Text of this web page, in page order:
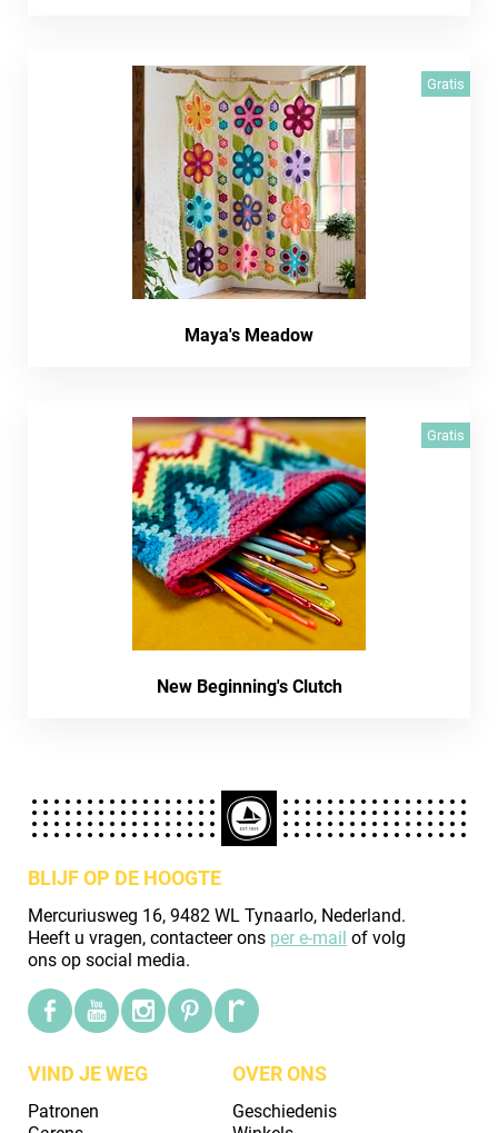
Gratis
Maya's Meadow
Gratis
New Beginning's Clutch
BLIJF OP DE HOOGTE
Mercuriusweg 16, 9482 WL Tynaarlo, Nederland.
Heeft u vragen, contacteer ons per e-mail of volg
ons op social media.
VIND JE WEG
Patronen
OVER ONS
Geschiedenis